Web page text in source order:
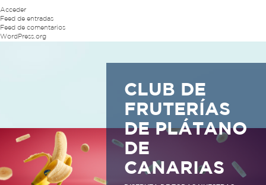
Acceder
Feed de entradas
Feed de comentarios
WordPress.org
CLUB DE
FRUTERÍAS
DE PLÁTANO
DE
CANARIAS